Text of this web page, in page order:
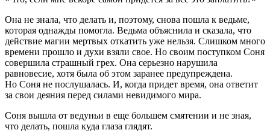
Она не знала, что делать и, поэтому, снова пошла к ведьме,
которая однажды помогла. Ведьма объяснила и сказала, что
действие магии мертвых откатить уже нельзя. Слишком много
времени прошло и духи взяли свое. Но своим поступком Соня
совершила страшный грех. Она серьезно нарушила
равновесие, хотя была об этом заранее предупреждена.
Но Соня не послушалась. И, когда придет время, она ответит
за свои деяния перед силами невидимого мира.
Соня вышла от ведуньи в еще большем смятении и не зная,
что делать, пошла куда глаза глядят.